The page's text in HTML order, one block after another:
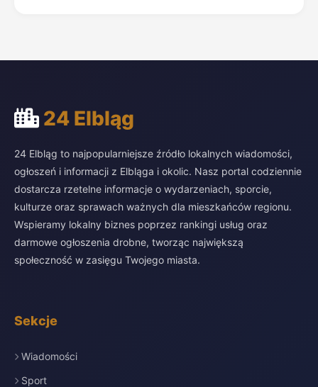
24 Elbląg
24 Elbląg to najpopularniejsze źródło lokalnych wiadomości,
ogłoszeń i informacji z Elbląga i okolic. Nasz portal codziennie
dostarcza rzetelne informacje o wydarzeniach, sporcie,
kulturze oraz sprawach ważnych dla mieszkańców regionu.
Wspieramy lokalny biznes poprzez rankingi usług oraz
darmowe ogłoszenia drobne, tworząc największą
społeczność w zasięgu Twojego miasta.
Sekcje
Wiadomości
Sport